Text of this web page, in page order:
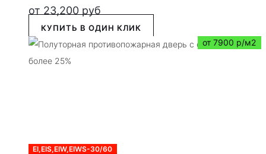
от 23,200 руб
КУПИТЬ В ОДИН КЛИК
от 7900 р/м2
EI,EIS,EIW,EIWS-30/60